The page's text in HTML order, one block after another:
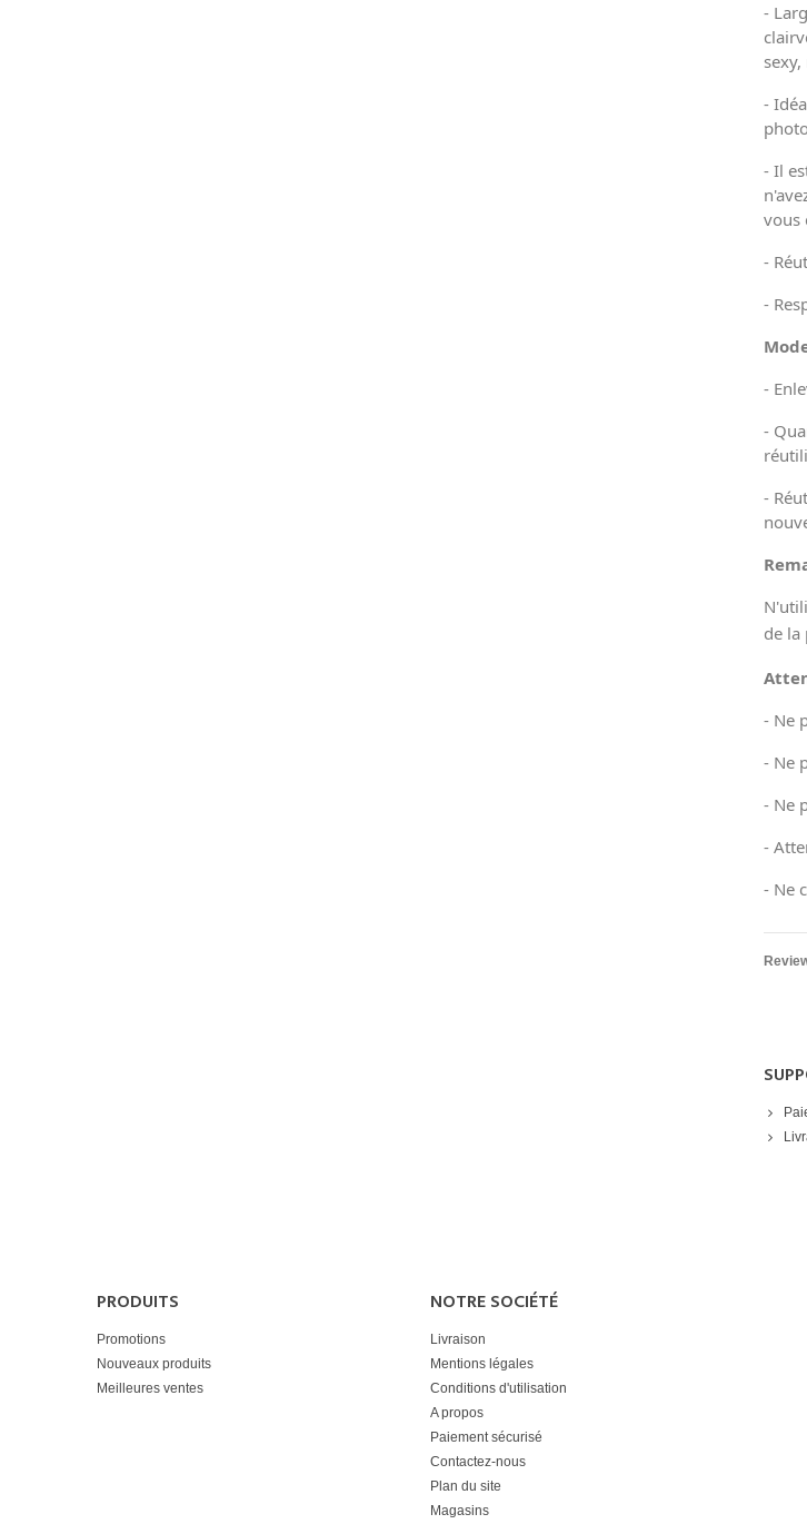
-
-
- Il
vous
-
-
-
-
-
Rem
de la
- Ne
- Ne
- Ne
-
- Ne
PRODUITS
Promotions
Nouveaux produits
Meilleures ventes
NOTRE SOCIÉTÉ
Livraison
Mentions légales
Conditions d'utilisation
A propos
Paiement sécurisé
Contactez-nous
Plan du site
Magasins